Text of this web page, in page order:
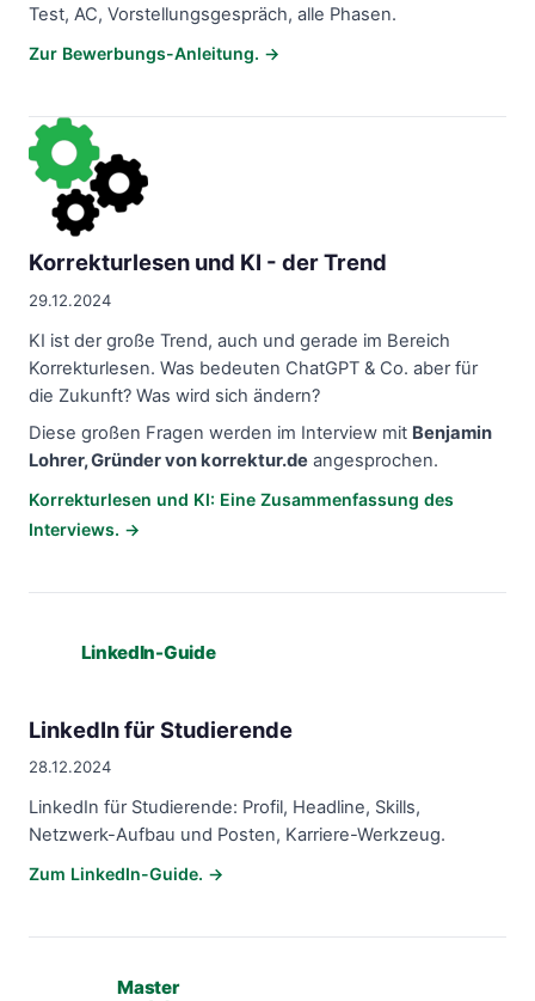
Test, AC, Vorstellungsgespräch, alle Phasen.
Zur Bewerbungs-Anleitung. →
Korrekturlesen und KI - der Trend
Korrekturlesen und KI - der Trend
29.12.2024
KI ist der große Trend, auch und gerade im Bereich
Korrekturlesen. Was bedeuten ChatGPT & Co. aber für
die Zukunft? Was wird sich ändern?
Diese großen Fragen werden im Interview mit Benjamin
Lohrer, Gründer von korrektur.de angesprochen.
Korrekturlesen und KI: Eine Zusammenfassung des
Interviews. →
LinkedIn-Guide
LinkedIn für Studierende
28.12.2024
LinkedIn für Studierende: Profil, Headline, Skills,
Netzwerk-Aufbau und Posten, Karriere-Werkzeug.
Zum LinkedIn-Guide. →
Master